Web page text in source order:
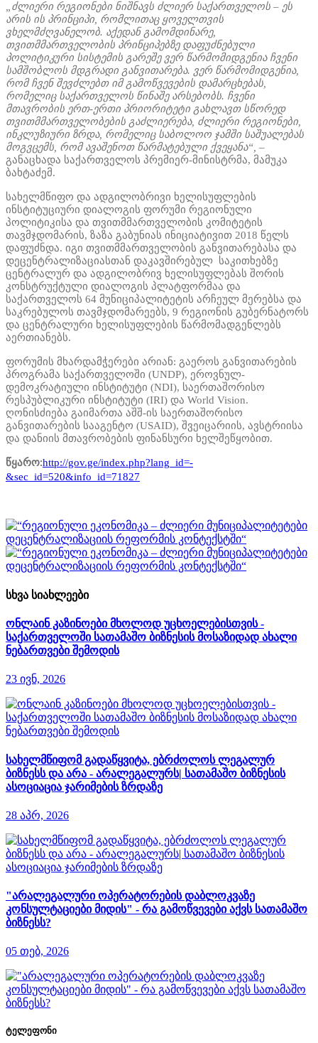
„ძლიერი რეგიონები ნიშნავს ძლიერ საქართველოს – ეს
არის ის პრინციპი, რომლითაც ყოველთვის
ვხელმძღვანელობ. აქედან გამომდინარე,
თვითმმართველობის პრინციპებზე დაფუძნებული
პოლიტიკური სისტემის გარეშე ვერ წარმომიდგენია ჩვენი
სამშობლოს მდგრადი განვითარება. ვერ წარმომიდგენია,
რომ ჩვენ შევძლებთ იმ გამოწვევების დამარცხებას,
რომელიც საქართველოს წინაშე არსებობს. ჩვენი
მთავრობის ერთ-ერთი პრიორიტეტი გახლავთ სწორედ
თვითმმართველობების გაძლიერება, ძლიერი რეგიონები,
ინკლუზიური ზრდა, რომელიც საბოლოო ჯამში საშუალებას
მოგვცემს, რომ ავაშენოთ წარმატებული ქვეყანა“, –
განაცხადა საქართველოს პრემიერ-მინისტრმა, მამუკა
ბახტაძემ.
სახელმწიფო და ადგილობრივი ხელისუფლების
ინსტიტუციური დიალოგის ფორუმი რეგიონული
პოლიტიკისა და თვითმმართველობის კომიტეტის
თავმჯდომარის, ზაზა გაბუნიას ინიციატივით 2018 წელს
დაფუძნდა. იგი თვითმმართველობის განვითარებასა და
დეცენტრალიზაციასთან დაკავშირებულ საკითხებზე
ცენტრალურ და ადგილობრივ ხელისუფლებას შორის
კონსტრუქტული დიალოგის პლატფორმაა და
საქართველოს 64 მუნიციპალიტეტის არჩეულ მერებსა და
საკრებულოს თავმჯდომარეებს, 9 რეგიონის გუბერნატორს
და ცენტრალური ხელისუფლების წარმომადგენლებს
აერთიანებს.
ფორუმის მხარდამჭერები არიან: გაეროს განვითარების
პროგრამა საქართველოში (UNDP), ეროვნულ-
დემოკრატიული ინსტიტუტი (NDI), საერთაშორისო
რესპუბლიკური ინსტიტუტი (IRI) და World Vision.
ღონისძიება გაიმართა აშშ-ის საერთაშორისო
განვითარების სააგენტო (USAID), შვეიცარიის, ავსტრიისა
და დანიის მთავრობების ფინანსური ხელშეწყობით.
წყარო:http://gov.ge/index.php?lang_id=-
&sec_id=520&info_id=71827
სხვა სიახლეები
ონლაინ კაზინოები მხოლოდ უცხოელებისთვის -
საქართველოში სათამაშო ბიზნესის მოსაზიდად ახალი
ნებართვები შემოდის
23 ივნ, 2026
სახელმწიფომ გადაწყვიტა, ებრძოლოს ლეგალურ
ბიზნესს და არა - არალეგალურს| სათამაშო ბიზნესის
ასოციაცია ჯარიმების ზრდაზე
28 აპრ, 2026
"არალეგალური ოპერატორების დაბლოკვაზე
კონსულტაციები მიდის" - რა გამოწვევები აქვს სათამაშო
ბიზნესს?
05 თებ, 2026
ტელეფონი